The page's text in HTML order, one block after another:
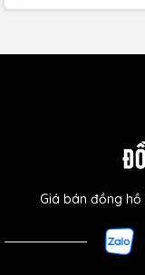
Giá bán đồng